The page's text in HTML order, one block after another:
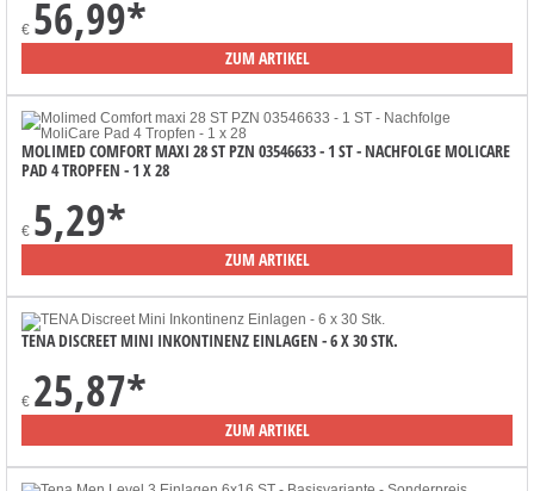
€ 56,99*
ZUM ARTIKEL
MOLIMED COMFORT MAXI 28 ST PZN 03546633 - 1 ST - NACHFOLGE MOLICARE
PAD 4 TROPFEN - 1 X 28
€ 5,29*
ZUM ARTIKEL
TENA DISCREET MINI INKONTINENZ EINLAGEN - 6 X 30 STK.
€ 25,87*
ZUM ARTIKEL